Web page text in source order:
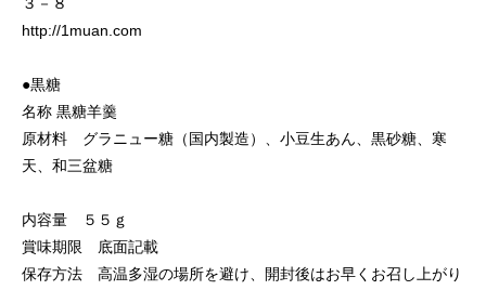
http://1muan.com
●黒糖
名称 黒糖羊羹
原材料 グラニュー糖（国内製造）、小豆生あん、黒砂糖、寒
天、和三盆糖
内容量 ５５ｇ
賞味期限 底面記載
保存方法 高温多湿の場所を避け、開封後はお早くお召し上がり